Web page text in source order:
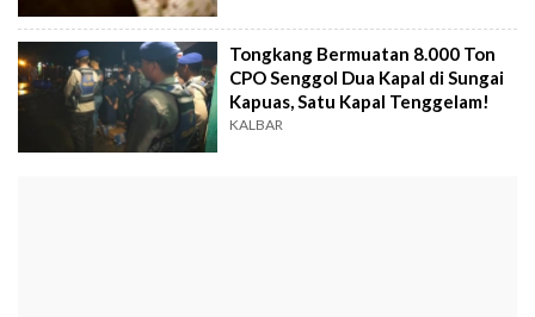
Tongkang Bermuatan 8.000 Ton
CPO Senggol Dua Kapal di Sungai
Kapuas, Satu Kapal Tenggelam!
KALBAR